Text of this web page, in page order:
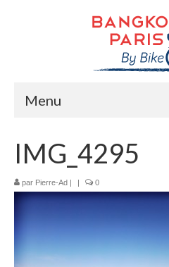
Menu
Préparation bike trip
La route
Me soutenir
IMG_4295
par Pierre-Ad | | 0